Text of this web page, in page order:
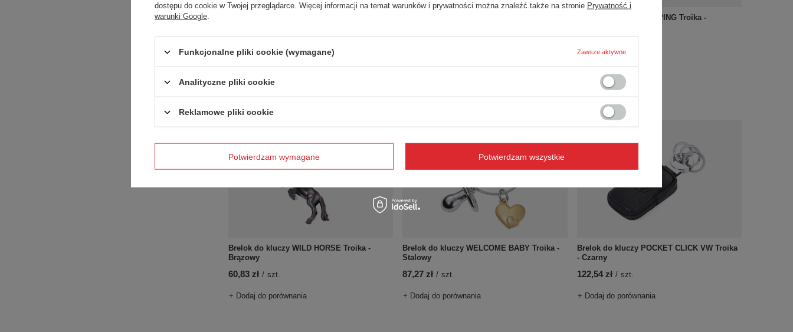
Brelok do kluczy CAMPING Troika -
Brelok do kluczy WILD HORSE Troika -
Brązowy
60,83 zł / szt.
+ Dodaj do porównania
Brelok do kluczy WELCOME BABY Troika -
Stalowy
87,27 zł / szt.
+ Dodaj do porównania
Brelok do kluczy POCKET CLICK VW Troika
- Czarny
122,54 zł / szt.
+ Dodaj do porównania
dostępu do cookie w Twojej przeglądarce. Więcej informacji na temat warunków i prywatności można znaleźć także na stronie Prywatność i
warunki Google
Funkcjonalne pliki cookie (wymagane) Zawsze aktywne
Analityczne pliki cookie
Reklamowe pliki cookie
Potwierdzam wymagane Potwierdzam wszystkie